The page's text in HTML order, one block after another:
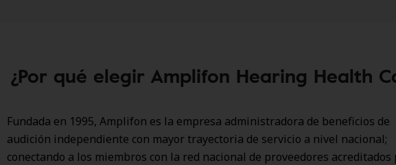
¿Por qué elegir Amplifon Hearing Health
Fundada en 1995, Amplifon es la empresa administradora de beneficios de
audición independiente con mayor trayectoria de servicio a nivel nacional;
conectando a los miembros con la red nacional de proveedores acreditados